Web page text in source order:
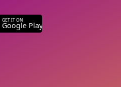
GET IT ON
Google Play